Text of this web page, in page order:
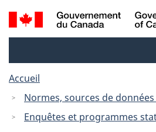
au
à
Recherche
et
Accueil
Normes, sources de
Enquêtes et programmes